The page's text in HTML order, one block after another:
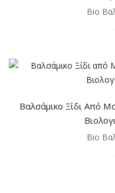
Bio
Βαλσάμικο Ξίδι Από
Bio